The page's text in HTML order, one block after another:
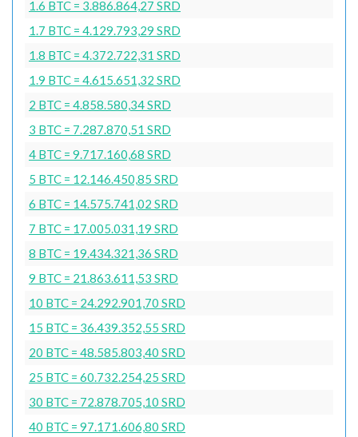
1.6 BTC = 3.886.864,27 SRD
1.7 BTC = 4.129.793,29 SRD
1.8 BTC = 4.372.722,31 SRD
1.9 BTC = 4.615.651,32 SRD
2 BTC = 4.858.580,34 SRD
3 BTC = 7.287.870,51 SRD
4 BTC = 9.717.160,68 SRD
5 BTC = 12.146.450,85 SRD
6 BTC = 14.575.741,02 SRD
7 BTC = 17.005.031,19 SRD
8 BTC = 19.434.321,36 SRD
9 BTC = 21.863.611,53 SRD
10 BTC = 24.292.901,70 SRD
15 BTC = 36.439.352,55 SRD
20 BTC = 48.585.803,40 SRD
25 BTC = 60.732.254,25 SRD
30 BTC = 72.878.705,10 SRD
40 BTC = 97.171.606,80 SRD